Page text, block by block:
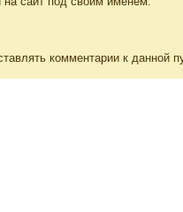
комментарии к данной